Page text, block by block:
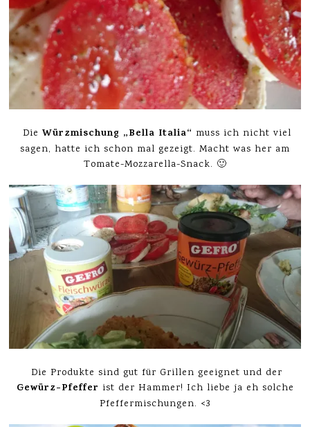
Die Würzmischung „Bella Italia“ muss ich nicht viel
sagen, hatte ich schon mal gezeigt. Macht was her am
Tomate-Mozzarella-Snack. 🙂
Die Produkte sind gut für Grillen geeignet und der
Gewürz-Pfeffer ist der Hammer! Ich liebe ja eh solche
Pfeffermischungen. <3